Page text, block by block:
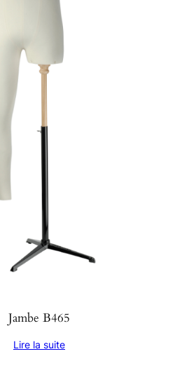
Jambe B465
Lire la suite